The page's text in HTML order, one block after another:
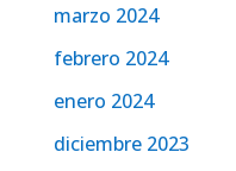
marzo 2024
febrero 2024
enero 2024
diciembre 2023